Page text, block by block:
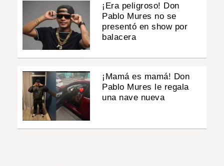
¡Era peligroso! Don
Pablo Mures no se
presentó en show por
balacera
¡Mamá es mamá! Don
Pablo Mures le regala
una nave nueva